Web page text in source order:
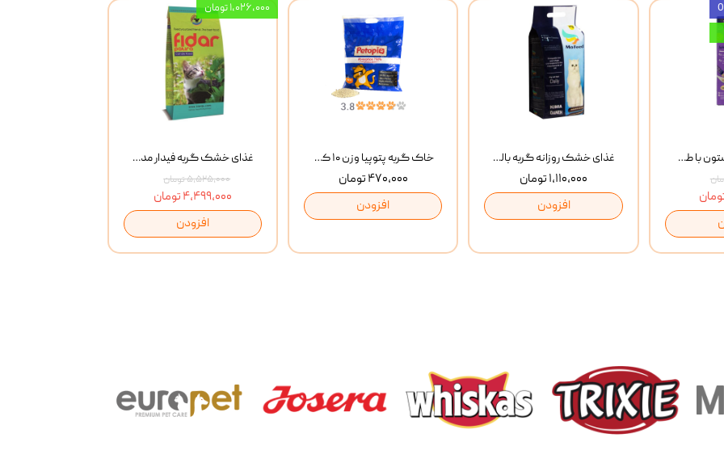
غذای خشک گربه فیدار مدل Adult وزن 10 کیلوگرم
۵,۵۲۵,۰۰۰ تومان
۴,۴۹۹,۰۰۰ تومان
افزودن
۱,۰۲۶,۰۰۰ تومان
خاک گربه پتوپیا وزن ۱۰ کیلوگرم
۴۷۰,۰۰۰ تومان
افزودن
غذای خشک روزانه گربه بالغ مفید MoFeed Adult Daily Cat Food وزن 2 کیلوگرم
۱,۱۱۰,۰۰۰ تومان
افزودن
بستنی گربه وینستون با طعم مرغ و ماهی Winstone Chicken & Fish بسته 8 عددی